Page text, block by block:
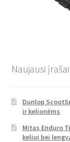
Naujausi įrašai
Dunlop
ir kelionėms
Mitas Enduro
keliui bei